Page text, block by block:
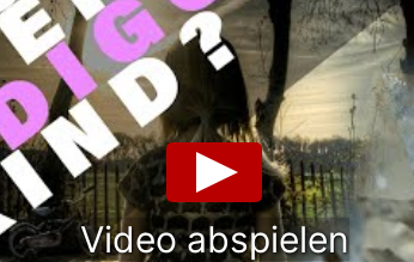
Video abspielen